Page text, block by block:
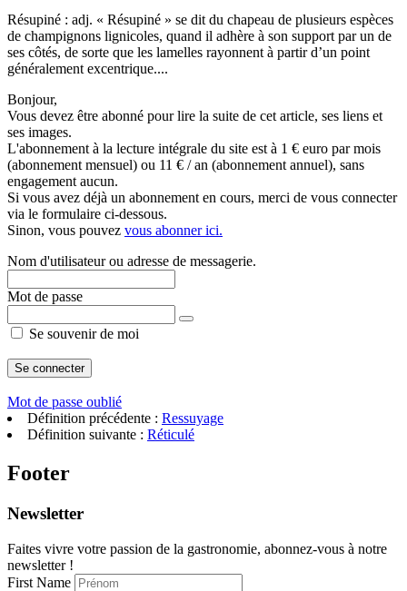
Résupiné : adj. « Résupiné » se dit du chapeau de plusieurs espèces
de champignons lignicoles, quand il adhère à son support par un de
ses côtés, de sorte que les lamelles rayonnent à partir d’un point
généralement excentrique....
Bonjour,
Vous devez être abonné pour lire la suite de cet article, ses liens et
ses images.
L'abonnement à la lecture intégrale du site est à 1 € euro par mois
(abonnement mensuel) ou 11 € / an (abonnement annuel), sans
engagement aucun.
Si vous avez déjà un abonnement en cours, merci de vous connecter
via le formulaire ci-dessous.
Sinon, vous pouvez vous abonner ici.
Nom d'utilisateur ou adresse de messagerie.
Mot de passe
Se souvenir de moi
Mot de passe oublié
Définition précédente : Ressuyage
Définition suivante : Réticulé
Footer
Newsletter
Faites vivre votre passion de la gastronomie, abonnez-vous à notre
newsletter !
First Name